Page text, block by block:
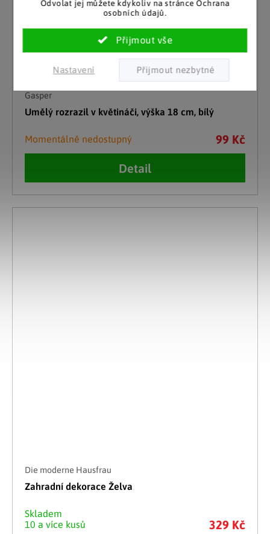
Odvolat jej můžete kdykoliv na stránce Ochrana
osobních údajů.
Nastavení
Gasper
Umělý rozrazil v květináči, výška 18 cm, bílý
Momentálně nedostupný 99 Kč
Detail
Die moderne Hausfrau
Zahradní dekorace Želva
Skladem
10 a více kusů
329 Kč